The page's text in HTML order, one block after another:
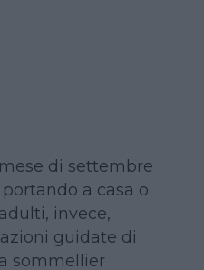
di settembre
a casa o
invece,
guidate di
sommellier